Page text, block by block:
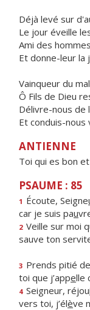
Déjà levé sur
Le jour éveille
Ami des
Et donne-leur la
Vainqueur du
Ô Fils de Dieu
Délivre-nous de
Et conduis-nous
ANTIENNE
Toi qui es bon
PSAUME : 85
1 Écoute, Seigne
car je suis pau
2 Veille sur moi
sauve ton
3 Prends pitié
toi que j’appelle
4 Seigneur, réjoui
vers toi, j’élève